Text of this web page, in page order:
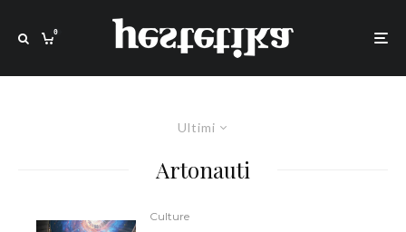
0
Ultimi
Artonauti
Culture